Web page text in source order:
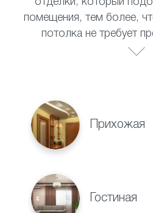
помещения, тем более,
потолка не требует
выравнивания
прекрасно
Прихожая
Гостиная